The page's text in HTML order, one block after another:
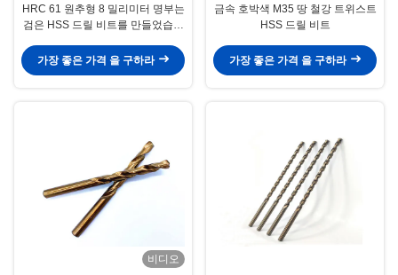
HRC 61 원추형 8 밀리미터 명부는
검은 HSS 드릴 비트를 만들었습니
가장 좋은 가격 을 구하라
금속 호박색 M35 땅 철강 트위스트
HSS 드릴 비트
가장 좋은 가격 을 구하라
비디오